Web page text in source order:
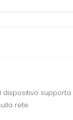
rete.